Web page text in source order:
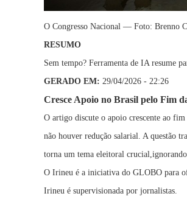
O Congresso Nacional — Foto: Brenno
RESUMO
Sem tempo? Ferramenta de IA resume
GERADO EM: 29/04/2026 - 22:26
Cresce Apoio no Brasil pelo Fim
O artigo discute o apoio crescente ao
não houver redução salarial. A questão
torna um tema eleitoral
O Irineu é a iniciativa do GLOBO para
Irineu é supervisionada por jornalistas.